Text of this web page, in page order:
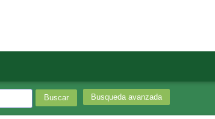
Busqueda avanzada